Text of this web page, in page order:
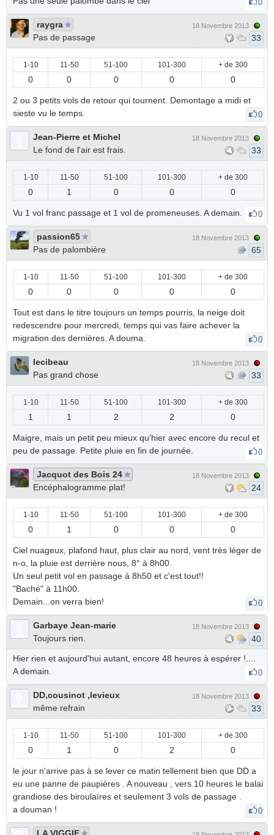
0
raygra
Pas de passage
18 Novembre 2013
33
1-10 11-50 51-100 101-300 + de 300
0 0 0 0 0
2 ou 3 petits vols de retour qui tournent. Demontage a midi et
sieste vu le temps.
0
Jean-Pierre et Michel
Le fond de l'air est frais.
18 Novembre 2013
33
1-10 11-50 51-100 101-300 + de 300
0 1 0 0 0
Vu 1 vol franc passage et 1 vol de promeneuses. A demain. 0
passion65
Pas de palombière
18 Novembre 2013
65
1-10 11-50 51-100 101-300 + de 300
0 0 0 0 0
Tout est dans le titre toujours un temps pourris, la neige doit
redescendre pour mercredi, temps qui vas faire achever la
migration des dernières. A douma.
0
lecibeau
Pas grand chose
18 Novembre 2013
33
1-10 11-50 51-100 101-300 + de 300
1 1 2 2 0
Maigre, mais un petit peu mieux qu'hier avec encore du recul et
peu de passage. Petite pluie en fin de journée.
0
Jacquot des Bois 24
Encéphalogramme plat!
18 Novembre 2013
24
1-10 11-50 51-100 101-300 + de 300
0 1 0 0 0
Ciel nuageux, plafond haut, plus clair au nord, vent très léger de
n-o, la pluie est derrière nous, 8° à 8h00.
Un seul petit vol en passage à 8h50 et c'est tout!!
"Baché" à 11h00.
Demain...on verra bien!
0
Garbaye Jean-marie
Toujours rien.
18 Novembre 2013
40
Hier rien et aujourd'hui autant, encore 48 heures à espérer !....
A demain.
0
DD,cousinot ,levieux
même refrain
18 Novembre 2013
33
1-10 11-50 51-100 101-300 + de 300
0 1 0 2 0
le jour n'arrive pas à se lever ce matin tellement bien que DD a
eu une panne de paupières . A nouveau , vers 10 heures le balai
grandiose des biroulaïres et seulement 3 vols de passage .
a douman !
0